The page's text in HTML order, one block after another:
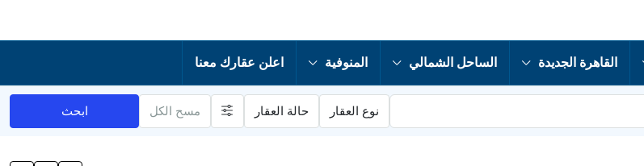
القاهرة الجديدة الساحل الشمالي المنوفية اعلن عقارك معنا
نوع العقار حالة العقار مسح الكل ابحث